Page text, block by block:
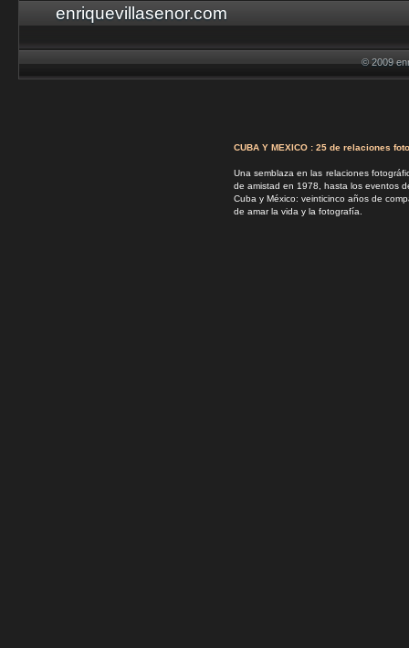
enriquevillasenor.com
© 2009
CUBA Y MEXICO : 25 de relaciones
Una semblaza en las relaciones
de amistad en 1978, hasta los eventos
Cuba y México: veinticinco años de
de amar la vida y la fotografía.